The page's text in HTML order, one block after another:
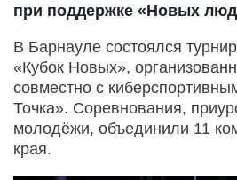
при поддержке «Новых
В Барнауле состоялся
«Кубок Новых»,
совместно с
Точка». Соревнования,
молодёжи, объединили 11
края.